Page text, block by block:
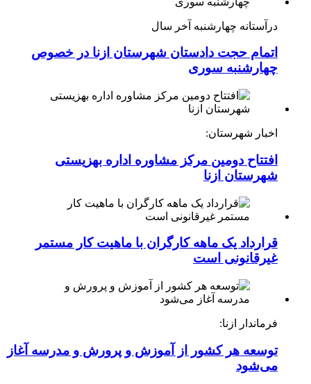
درآستانه چهارشنبه آخر سال
اتمام حجت دادستان شهرستان ازنا در خصوص
چهارشنبه ‌سوری
اخبار شهرستان:
افتتاح دومین مرکز مشاوره اداره بهزیستی
شهرستان ازنا
قرارداد یک ماهه کارگران با ماهیت کار مستمر
غیرقانونی است
فرماندار ازنا:
توسعه هر کشور از آموزش و پرورش و مدرسه آغاز
می‌شود